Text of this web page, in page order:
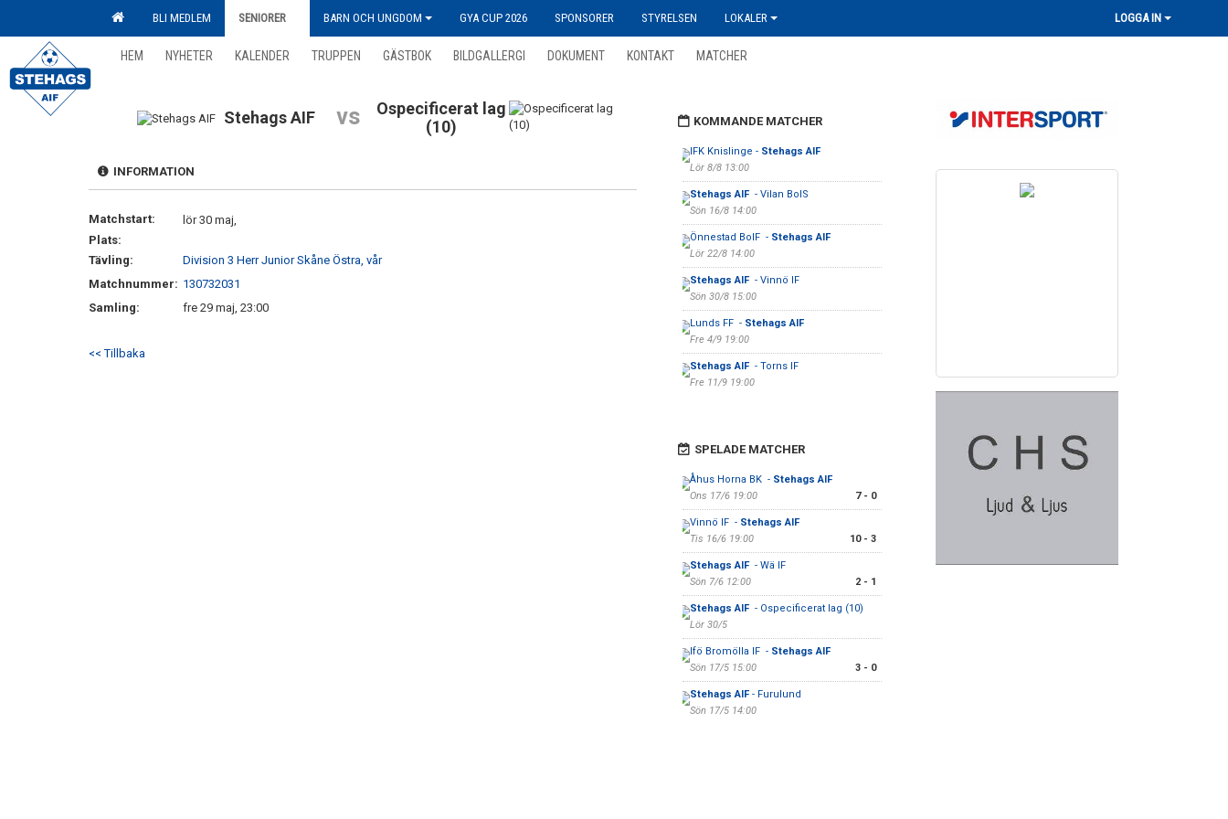
BLI MEDLEM SENIORER BARN OCH UNGDOM GYA CUP 2026 SPONSORER STYRELSEN LOKALER LOGGA IN
HEM NYHETER KALENDER TRUPPEN GÄSTBOK BILDGALLERGI DOKUMENT KONTAKT MATCHER
Stehags AIF vs
Ospecificerat lag
(10)
INFORMATION
Matchstart:
lör 30 maj,
Plats:
Tävling:
Division 3 Herr Junior Skåne Östra, vår
Matchnummer: 130732031
Samling:
fre 29 maj, 23:00
<< Tillbaka
KOMMANDE MATCHER
IFK Knislinge - Stehags AIF
Lör 8/8 13:00
Stehags AIF - Vilan BoIS
Sön 16/8 14:00
Önnestad BoIF - Stehags AIF
Lör 22/8 14:00
Stehags AIF - Vinnö IF
Sön 30/8 15:00
Lunds FF - Stehags AIF
Fre 4/9 19:00
Stehags AIF - Torns IF
Fre 11/9 19:00
SPELADE MATCHER
Åhus Horna BK - Stehags AIF
Ons 17/6 19:00
7 - 0
Vinnö IF - Stehags AIF
Tis 16/6 19:00
10 - 3
Stehags AIF - Wä IF
Sön 7/6 12:00
2 - 1
Stehags AIF - Ospecificerat lag (10)
Lör 30/5
Ifö Bromölla IF - Stehags AIF
Sön 17/5 15:00
3 - 0
Stehags AIF- Furulund
Sön 17/5 14:00